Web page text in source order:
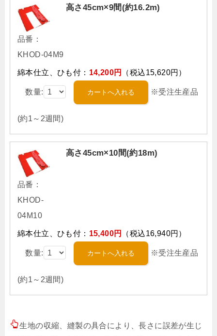
高さ45cm×9間(約16.2m)
品番：
KHOD-04M9
綿本仕立、ひも付： 14,200円 （税込15,620円）
数量: ※受注生産品
(約1～2週間)
高さ45cm×10間(約18m)
品番：
KHOD-
04M10
綿本仕立、ひも付： 15,400円 （税込16,940円）
数量: ※受注生産品
(約1～2週間)
生地の収縮、縫製の具合により、長さに誤差が生じ